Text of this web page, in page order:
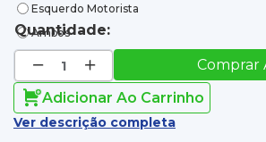
Esquerdo Motorista
Ambos
Quantidade:
Comprar
Adicionar Ao Carrinho
Ver descrição completa